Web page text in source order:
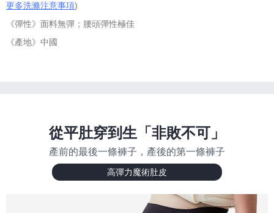
更多洗滌注意事項)
《彈性》面料無彈；腰頭彈性極佳
《產地》中國
從平肚穿到生「非敗不可」
產前的最後一條褲子，產後的第一條褲子
高彈力魔術肚皮